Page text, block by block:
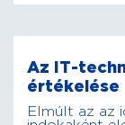
Az IT-
értékelése
Elmúlt az az